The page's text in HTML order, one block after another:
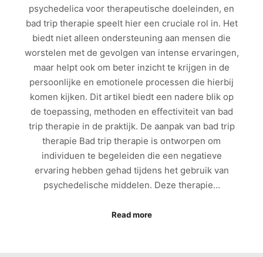
psychedelica voor therapeutische doeleinden, en
bad trip therapie speelt hier een cruciale rol in. Het
biedt niet alleen ondersteuning aan mensen die
worstelen met de gevolgen van intense ervaringen,
maar helpt ook om beter inzicht te krijgen in de
persoonlijke en emotionele processen die hierbij
komen kijken. Dit artikel biedt een nadere blik op
de toepassing, methoden en effectiviteit van bad
trip therapie in de praktijk. De aanpak van bad trip
therapie Bad trip therapie is ontworpen om
individuen te begeleiden die een negatieve
ervaring hebben gehad tijdens het gebruik van
psychedelische middelen. Deze therapie…
Read more